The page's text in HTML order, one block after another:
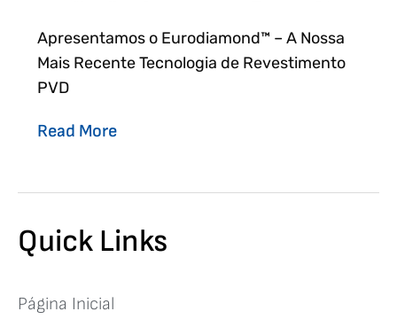
Apresentamos o Eurodiamond™ – A Nossa
Mais Recente Tecnologia de Revestimento
PVD
Read More
Quick Links
Página Inicial